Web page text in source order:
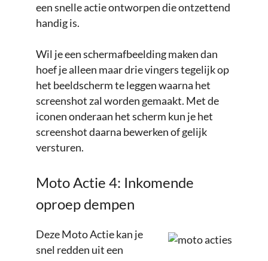
een snelle actie ontworpen die ontzettend
handig is.
Wil je een schermafbeelding maken dan
hoef je alleen maar drie vingers tegelijk op
het beeldscherm te leggen waarna het
screenshot zal worden gemaakt. Met de
iconen onderaan het scherm kun je het
screenshot daarna bewerken of gelijk
versturen.
Moto Actie 4: Inkomende
oproep dempen
Deze Moto Actie kan je
snel redden uit een